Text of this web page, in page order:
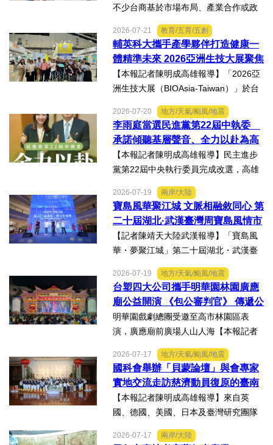
不少台商基於市場布局、產業合作或政
陸。然而，看似便利的投資模式，卻可
能隱藏股權歸屬、投資收益、經營控制
權及法律責任等風險，一旦...
2026-07-21 教育/五育/五創
輔英科大攜手產學夥伴打造健康一
體精準未來 2026亞洲生技大展聚焦
精準健康創新實力
【本報記者陳明成高雄報導】「2026亞
洲生技大展（BIOAsia-Taiwan）」於台
研發長葉耀宗率團隊以「健康一體．精
準未來」為主題參展，展現產學合作夥
伴展示精準健康、生物科...
2026-07-20 地方/天氣/颱風/地震
李雨庭當選民進黨第22屆中執委
承諾傾聽基層聲音、全力以赴為高
雄與台灣努力
【本報記者陳明成高雄報導】民主進步
黨第22屆中央執行委員完成改選，高雄
表示，能夠獲得黨內同志的肯定與支
持，深感榮幸，也肩負更重大的責任，
未來將秉持初心，做好黨與地...
2026-07-19 兩岸/大陸
寶島風華聚江城 文脈相融敘同心 第
二十屆湖北·武漢臺灣周寶島風情市
集暨文化交流之夜在漢溫情上演
【記者陳靖天大陸武漢報導】「寶島風
華・夢聚江城」第二十屆湖北・武漢臺
16日晚上在武漢武商夢時代一樓中庭溫
情上演，歌聲文脈聯結兩地，這場融美
食、文創、歌舞、匠人分享...
2026-07-19 地方/天氣/颱風/地震
台塑四大公司攜手明華園林園廣應
廟公益開演 《包公審判官》 傳遞公
義與自省精神
明華園戲劇總團受邀至高市林園區表
演，廣應廟前廣場人山人海【本報記者
台塑石化等四大公司邀請由當家小生孫
翠鳳領軍的明華園戲劇總團，周末晚在
高雄市林園區廣應廟公益演...
2026-07-17 地方/天氣/颱風/地震
國科會舉辦「貝蒙論壇」與會專家
實地交流走訪慈濟動員復原的臺南
楠西地震及丹娜絲風災區
【本報記者陳明成高雄報導】來自英
國、德國、美國、日本及臺灣研究團隊
科會舉辦的「貝蒙論壇」，實地交流活
2026-07-17 兩岸/大陸